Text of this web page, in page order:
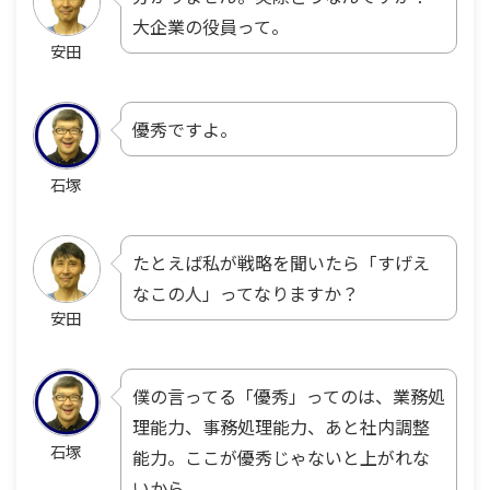
安田
大企業の役員って。
石塚
優秀ですよ。
安田
たとえば私が戦略を聞いたら「すげえ
なこの人」ってなりますか？
石塚
僕の言ってる「優秀」ってのは、業務処
理能力、事務処理能力、あと社内調整
能力。ここが優秀じゃないと上がれな